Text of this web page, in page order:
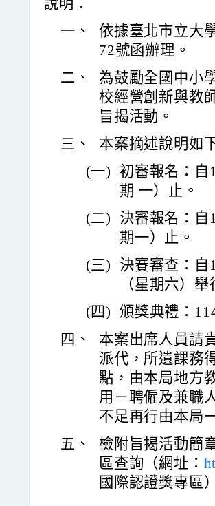
說明：
一、
依據臺北市立大
72號函辦理。
二、
為鼓勵全國中小
校經營創新與教
旨揭活動。
三、
本案摘述說明如
(一)
初審報名：自
期 一）止。
(二)
決審報名：自
期一）止。
(三)
決賽審查：自
（星期六）
(四) 頒獎典禮：
四、
本案出席人員請
派代，所遺課務
點，由本局地方
用－聘僱及兼職
不足再行由本局
五、
檢附旨揭活動簡
區查詢（網址：
國際認證獎專區